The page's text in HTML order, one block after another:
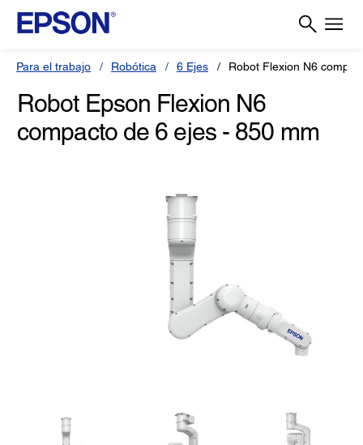
Para el trabajo Robótica 6 Ejes Robot Flexion N6
Robot Epson Flexion N6
compacto de 6 ejes - 850 mm